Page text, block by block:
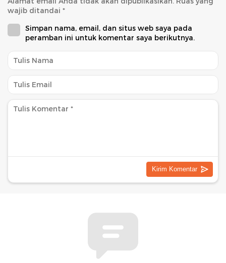
wajib ditandai *
Simpan nama, email, dan situs web saya pada
peramban ini untuk komentar saya berikutnya.